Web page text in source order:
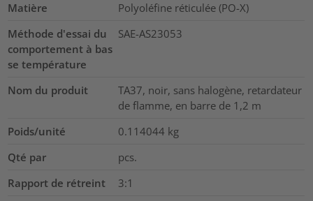
Matière
Polyoléfine réticulée (PO-X)
Méthode d'essai du
comportement à bas
se température
SAE-AS23053
Nom du produit
TA37, noir, sans halogène, retardateur
de flamme, en barre de 1,2 m
Poids/unité
0.114044 kg
Qté par
pcs.
Rapport de rétreint
3:1